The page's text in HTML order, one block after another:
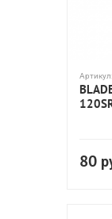
Артикул:
80